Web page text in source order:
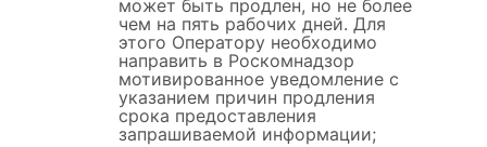
может быть продлен, но не более
чем на пять рабочих дней. Для
этого Оператору необходимо
направить в Роскомнадзор
мотивированное уведомление с
указанием причин продления
срока предоставления
запрашиваемой информации;